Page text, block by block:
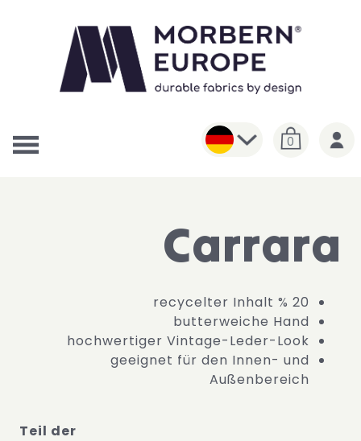
0
Carrara
20 % recycelter Inhalt
butterweiche Hand
hochwertiger Vintage-Leder-Look
geeignet für den Innen- und
Außenbereich
Teil der